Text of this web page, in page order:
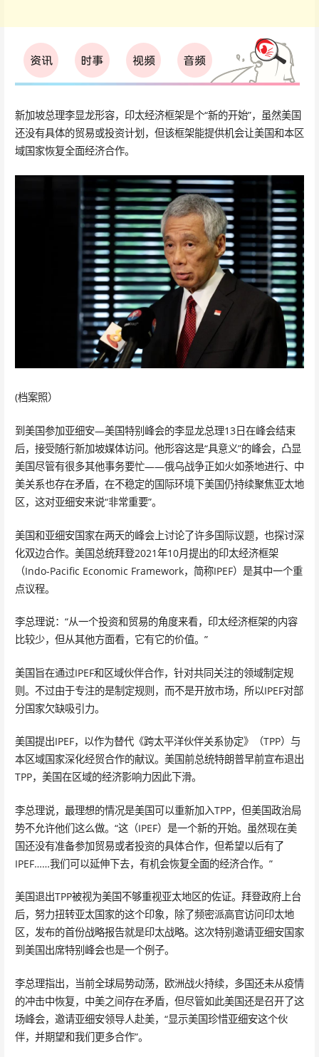
新加坡总理李显龙形容，印太经济框架是个“新的开始”，虽然美国
还没有具体的贸易或投资计划，但该框架能提供机会让美国和本区
域国家恢复全面经济合作。
(档案照）
到美国参加亚细安—美国特别峰会的李显龙总理13日在峰会结束
后，接受随行新加坡媒体访问。他形容这是“具意义”的峰会，凸显
美国尽管有很多其他事务要忙——俄乌战争正如火如荼地进行、中
美关系也存在矛盾，在不稳定的国际环境下美国仍持续聚焦亚太地
区，这对亚细安来说“非常重要”。
美国和亚细安国家在两天的峰会上讨论了许多国际议题，也探讨深
化双边合作。美国总统拜登2021年10月提出的印太经济框架
（Indo-Pacific Economic Framework，简称IPEF）是其中一个重
点议程。
李总理说：“从一个投资和贸易的角度来看，印太经济框架的内容
比较少，但从其他方面看，它有它的价值。”
美国旨在通过IPEF和区域伙伴合作，针对共同关注的领域制定规
则。不过由于专注的是制定规则，而不是开放市场，所以IPEF对部
分国家欠缺吸引力。
美国提出IPEF，以作为替代《跨太平洋伙伴关系协定》（TPP）与
本区域国家深化经贸合作的献议。美国前总统特朗普早前宣布退出
TPP，美国在区域的经济影响力因此下滑。
李总理说，最理想的情况是美国可以重新加入TPP，但美国政治局
势不允许他们这么做。“这（IPEF）是一个新的开始。虽然现在美
国还没有准备参加贸易或者投资的具体合作，但希望以后有了
IPEF……我们可以延伸下去，有机会恢复全面的经济合作。”
美国退出TPP被视为美国不够重视亚太地区的佐证。拜登政府上台
后，努力扭转亚太国家的这个印象，除了频密派高官访问印太地
区，发布的首份战略报告就是印太战略。这次特别邀请亚细安国家
到美国出席特别峰会也是一个例子。
李总理指出，当前全球局势动荡，欧洲战火持续，多国还未从疫情
的冲击中恢复，中美之间存在矛盾，但尽管如此美国还是召开了这
场峰会，邀请亚细安领导人赴美，“显示美国珍惜亚细安这个伙
伴，并期望和我们更多合作”。